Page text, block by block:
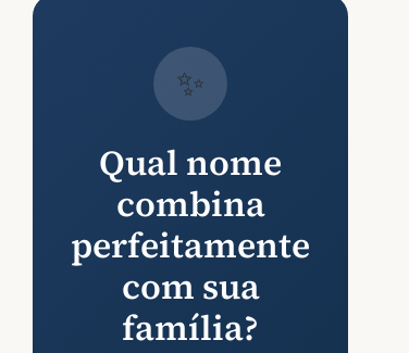
✨
Qual nome
combina
perfeitamente
com sua
família?